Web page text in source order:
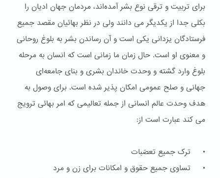
برای تربیت و ترقی نوع بشر آمده‌اند، مردمان جهان ادیان را
بکلی جدا از یکدیگر می دانند ولی در نظر بهائیان مقصد جمیع
فرستادگان یزدانی یکی است و آن رساندن بشر به بلوغ روحانی
و معنوی او است. حال زمان ما زمانی است که انسان به مرحله
بلوغ وارد گشته و وحدت خاندان بشری و بنای جامعه‌ای
جهانی و صلح عمومی امکان پذیر شده است. برای وصول به
هدف وحدت عالم انسانی از جمله تعالیمی که امر بهائی ترویج
می کند عبارت است از:
• ترک جمیع تعصّبات
• تساوی جمیع حقوق و امکانات برای زن و مرد